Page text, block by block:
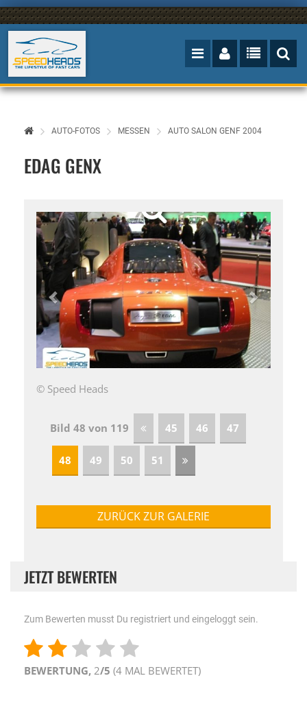
AUTO-FOTOS MESSEN AUTO SALON GENF 2004
EDAG GENX
© Speed Heads
Bild 48 von 119 45 46 47
48 49 50 51
ZURÜCK ZUR GALERIE
JETZT BEWERTEN
Zum Bewerten musst Du registriert und eingeloggt sein.
BEWERTUNG, 2/5 (4 MAL BEWERTET)